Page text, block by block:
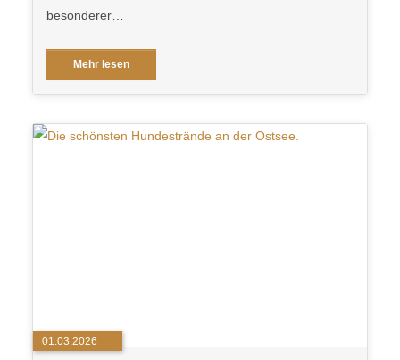
besonderer…
Mehr lesen
01.03.2026